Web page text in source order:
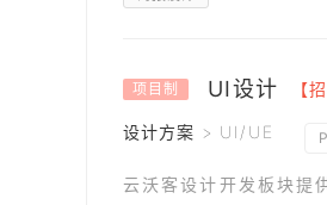
项目制 UI设计 【
设计方案 > UI/UE
云沃客设计开发板块提